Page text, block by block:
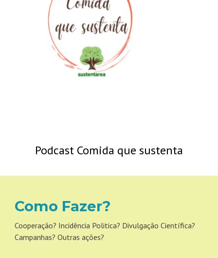
Podcast Comida que sustenta
Como Fazer?
Cooperação? Incidência Politica? Divulgação Científica?
Campanhas? Outras ações?